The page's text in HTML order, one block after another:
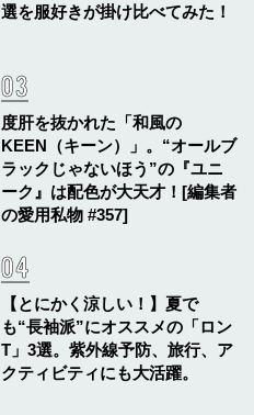
選を服好きが掛け比べてみた！
度肝を抜かれた「和風の
KEEN（キーン）」。“オールブ
ラックじゃないほう”の『ユニ
ーク』は配色が大天才！[編集者
の愛用私物 #357]
【とにかく涼しい！】夏で
も“長袖派”にオススメの「ロン
T」3選。紫外線予防、旅行、ア
クティビティにも大活躍。